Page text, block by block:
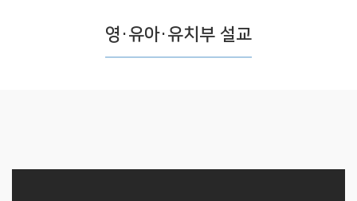
영·유아·유치부 설교